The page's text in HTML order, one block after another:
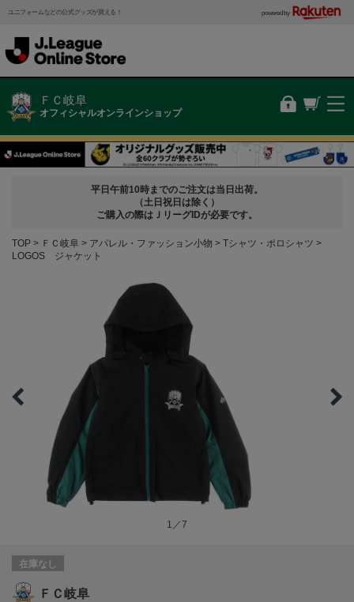
ユニフォームなどの公式グッズが買える！ powered by
ＦＣ岐阜
オフィシャルオンラインショップ
平日午前10時までのご注文は当日出荷。
（土日祝日は除く）
ご購入の際はＪリーグIDが必要です。
TOP ＦＣ岐阜 アパレル・ファッション小物
Tシャツ・ポロシャツ
LOGOS ジャケット
1／7
在庫なし
ＦＣ岐阜